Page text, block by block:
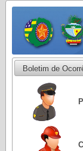
Boletim de